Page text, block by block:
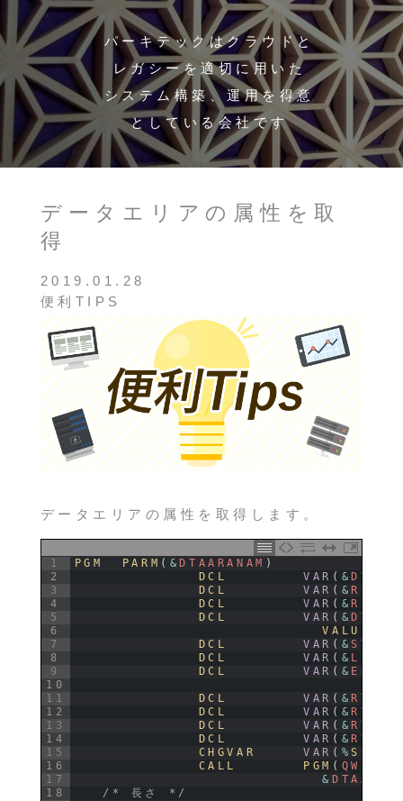
パーキテックはクラウドと
レガシーを適切に用いた
システム構築、運用を得意
としている会社です
データエリアの属性を取
得
2019.01.28
便利TIPS
データエリアの属性を取得します。
1
2
3
4
5
6
7
8
9
10
11
12
13
14
15
16
17
18
PGM PARM ( & DTAARANAM )
DCL VAR ( &
DCL VAR ( &
DCL VAR ( &
DCL VAR ( &
VALUE
DCL VAR ( &START
DCL VAR ( &
DCL VAR ( &
DCL VAR ( &
DCL VAR ( &
DCL VAR ( &
DCL VAR ( &
CHGVAR VAR ( %SST
CALL
PGM (
& DTAARA
/* 長さ */